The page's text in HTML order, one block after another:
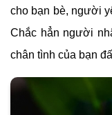
cho bạn bè, người
Chắc hẳn người
chân tình của bạn